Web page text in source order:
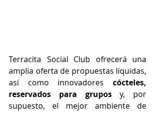
Terracita Social Club ofrecerá una
amplia oferta de propuestas líquidas,
así como innovadores cócteles,
reservados para grupos y, por
supuesto, el mejor ambiente de